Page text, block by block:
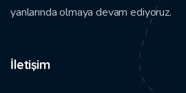
yanlarında olmaya devam ediyoruz.
İletişim